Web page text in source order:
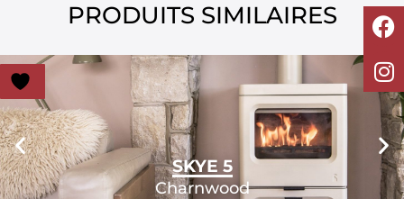
PRODUITS SIMILAIRES
SKYE 5
Charnwood